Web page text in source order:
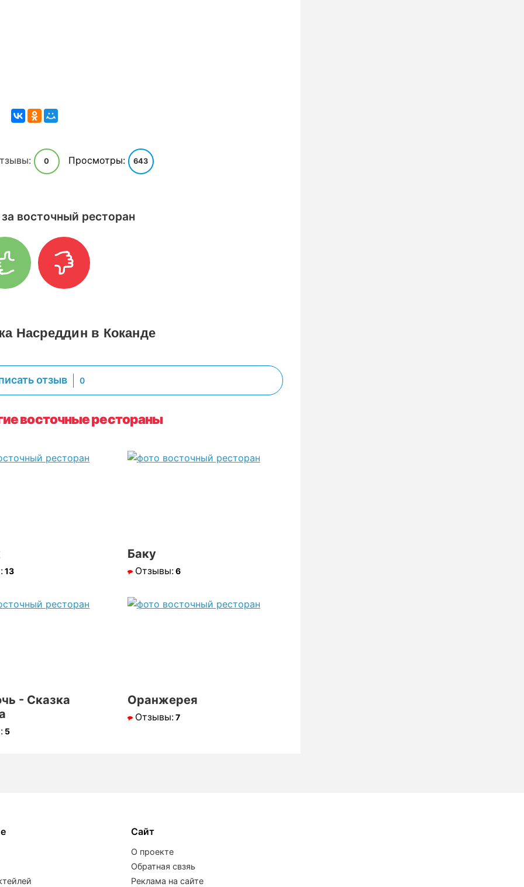
0 Просмотры: 643
восточный ресторан
Насреддин в Коканде
отзыв 0
восточные рестораны
13
Баку
Отзывы:6
- Сказка
5
Оранжерея
Отзывы:7
Сайт
О проекте
Обратная свзяь
Реклама на сайте